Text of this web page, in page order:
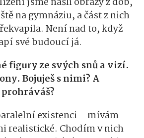
na gymnáziu, a část z nich
Není nad to, když
své budoucí já.
figury ze svých snů a vizí.
Bojuješ s nimi? A
existenci – mívám
realistické. Chodím v nich